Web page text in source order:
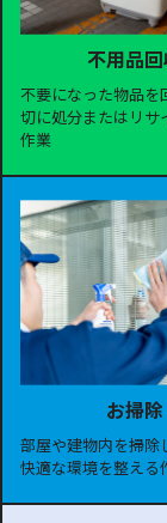
不用品
不要になった物品を
切に処分またはリサ
作業
お掃除
部屋や建物内を掃除
快適な環境を整える